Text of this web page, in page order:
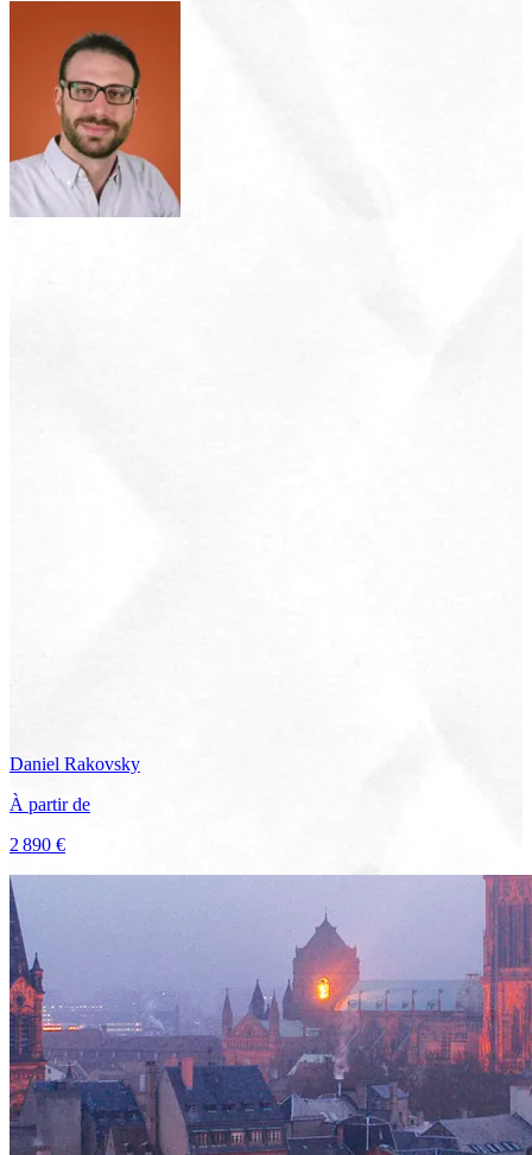
Daniel Rakovsky
À partir de
2 890 €
Voir le voyage